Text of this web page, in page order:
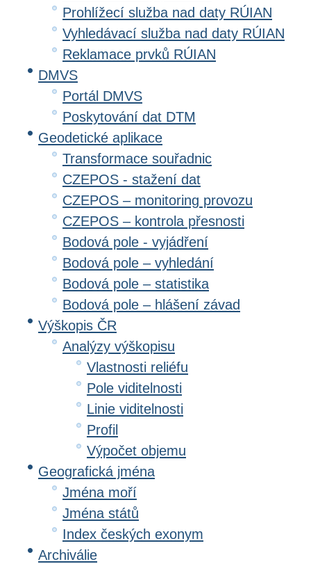
Prohlížecí služba nad daty RÚIAN
Vyhledávací služba nad daty RÚIAN
Reklamace prvků RÚIAN
DMVS
Portál DMVS
Poskytování dat DTM
Geodetické aplikace
Transformace souřadnic
CZEPOS - stažení dat
CZEPOS – monitoring provozu
CZEPOS – kontrola přesnosti
Bodová pole - vyjádření
Bodová pole – vyhledání
Bodová pole – statistika
Bodová pole – hlášení závad
Výškopis ČR
Analýzy výškopisu
Vlastnosti reliéfu
Pole viditelnosti
Linie viditelnosti
Profil
Výpočet objemu
Geografická jména
Jména moří
Jména států
Index českých exonym
Archiválie